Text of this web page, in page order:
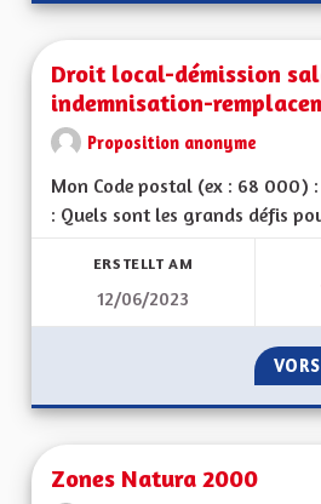
Droit local-démission
indemnisation-
Proposition anonyme
Mon Code postal (ex : 68 000)
: Quels sont les grands défis
ERSTELLT AM
12/06/2023
Zones Natura 2000